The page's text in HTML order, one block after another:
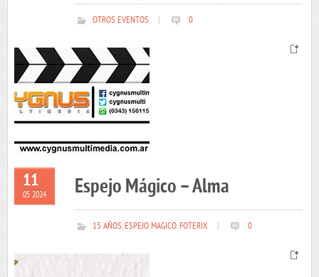
OTROS EVENTOS 0
11
05 2024 Espejo Mágico – Alma
15 AÑOS,ESPEJO MAGICO,FOTERIX 0